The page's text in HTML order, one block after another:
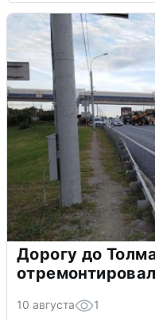
Дорогу до
10 августа 1